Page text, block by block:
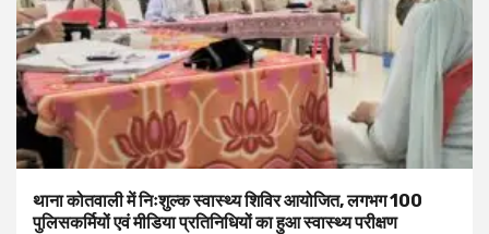
थाना कोतवाली में निःशुल्क स्वास्थ्य शिविर आयोजित, लगभग 100
पुलिसकर्मियों एवं मीडिया प्रतिनिधियों का हुआ स्वास्थ्य परीक्षण